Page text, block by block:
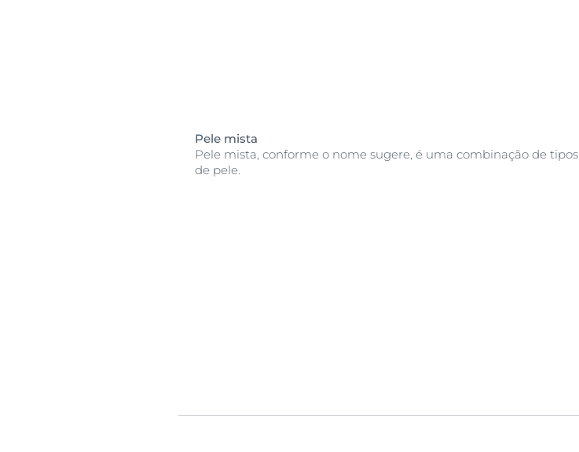
Pele mista
Pele mista, conforme o nome sugere, é uma combinação de tipos
de pele.